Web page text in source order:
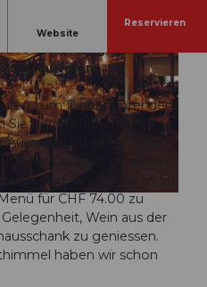
Website
Reservieren
Stimmung und
Candle Light Dinner
auf dem
zum Dinner unter dem
bereits früher aufs
Aussicht und einen feinen
der Gäste ist gestaffelt,
sind, fangen wir an Sie
für CHF 74.00 zu
Wein aus der
zu geniessen.
haben wir schon